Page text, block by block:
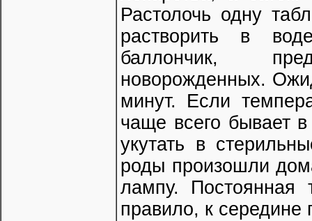
Растолочь одну
растворить в
баллончик,
новорожденных.
минут. Если
чаще всего бывает
укутать в
роды произошли
лампу. Постоянная
правило, к середине